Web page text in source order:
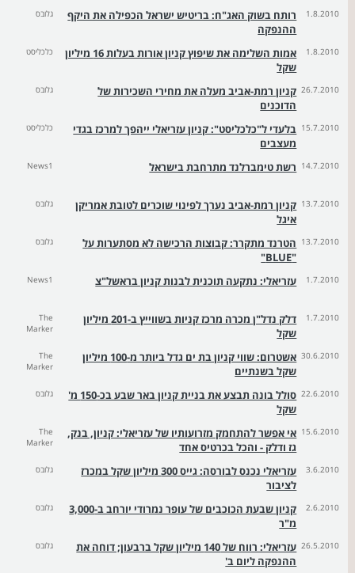
1.8.2010
רותח בשוק האג"ח: בריטיש ישראל הכפילה את היקף
ההנפקה
גלובס
1.8.2010
אמות השלימה את שיפוץ קניון אורות בעלות 16 מיליון
שקל
כלכליסט
26.7.2010 קניון רמת-אביב מעלה את מחירי השכירות של
הדוכנים
גלובס
15.7.2010 בלעדי ל"כלכליסט": קניון עזריאלי ייהפך למרכז בגדי
מעצבים
כלכליסט
14.7.2010 רשת טימברלנד מתרחבת בישראל News1
13.7.2010 קניון רמת-אביב נערך לפינוי שוכרים לטובת אמריקן
איגל
גלובס
13.7.2010 הטרנד מתקרר: קבוצות הרכישה לא מסתערות על
"BLUE"
גלובס
1.7.2010 עזריאלי: נתקעה תוכנית לבנות קניון בראשל"צ News1
1.7.2010
דלק נדל"ן מכרה מרכז קניות בשווייץ ב-201 מיליון
שקל
The
Marker
30.6.2010
אשטרום: שווי קניון בת ים גדל ביותר מ-100 מיליון
שקל בשנתיים
The
Marker
22.6.2010
סולל בונה תבצע את בניית קניון באר שבע בכ-150 מ'
שקל
גלובס
15.6.2010 אי אפשר להתחמק מזרועותיו של עזריאלי: קניון, בנק,
גז ודלק - והכל בכרטיס אחד
The
Marker
3.6.2010
עזריאלי נכנס לבורסה: גייס 300 מיליון שקל במכרז
לציבור
גלובס
2.6.2010
קניון שבעת הכוכבים של עופר נמרודי יורחב ב-3,000
מ"ר
גלובס
26.5.2010
עזריאלי: רווח של 140 מיליון שקל ברבעון; דוחה את
ההנפקה ליום ב'
גלובס